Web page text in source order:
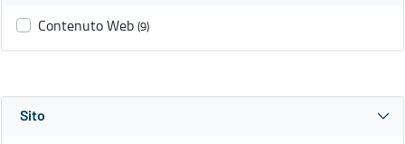
Contenuto Web (9)
Sito